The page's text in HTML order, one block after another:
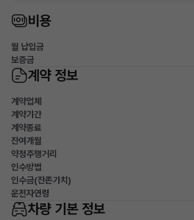
비용
월 납입금
보증금
계약 정보
계약업체
계약기간
계약종료
잔여개월
약정주행거리
인수방법
인수금(잔존가치)
운전자연령
차량 기본 정보